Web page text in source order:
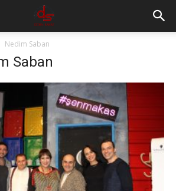
Nedim Saban
Saban